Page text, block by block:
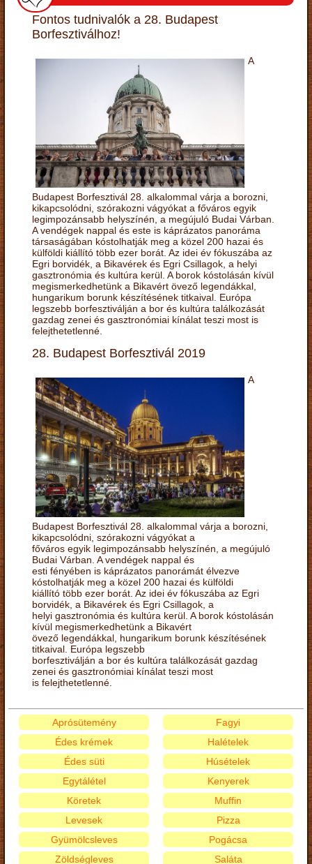
Fontos tudnivalók a 28. Budapest
Borfesztiválhoz!
A
Budapest Borfesztivál 28. alkalommal várja a borozni,
kikapcsolódni, szórakozni vágyókat a főváros egyik
legimpozánsabb helyszínén, a megújuló Budai Várban.
A vendégek nappal és este is káprázatos panoráma
társaságában kóstolhatják meg a közel 200 hazai és
külföldi kiállító több ezer borát. Az idei év fókuszába az
Egri borvidék, a Bikavérek és Egri Csillagok, a helyi
gasztronómia és kultúra kerül. A borok kóstolásán kívül
megismerkedhetünk a Bikavért övező legendákkal,
hungarikum borunk készítésének titkaival. Európa
legszebb borfesztiválján a bor és kultúra találkozását
gazdag zenei és gasztronómiai kínálat teszi most is
felejthetetlenné.
28. Budapest Borfesztivál 2019
A
Budapest Borfesztivál 28. alkalommal várja a borozni,
kikapcsolódni, szórakozni vágyókat a
főváros egyik legimpozánsabb helyszínén, a megújuló
Budai Várban. A vendégek nappal és
esti fényében is káprázatos panorámát élvezve
kóstolhatják meg a közel 200 hazai és külföldi
kiállító több ezer borát. Az idei év fókuszába az Egri
borvidék, a Bikavérek és Egri Csillagok, a
helyi gasztronómia és kultúra kerül. A borok kóstolásán
kívül megismerkedhetünk a Bikavért
övező legendákkal, hungarikum borunk készítésének
titkaival. Európa legszebb
borfesztiválján a bor és kultúra találkozását gazdag
zenei és gasztronómiai kínálat teszi most
is felejthetetlenné.
Aprósütemény
Édes krémek
Édes süti
Egytálétel
Fagyi
Halételek
Húsételek
Kenyerek
Köretek
Levesek
Gyümölcsleves
Zöldségleves
Muffin
Pizza
Pogácsa
Saláta